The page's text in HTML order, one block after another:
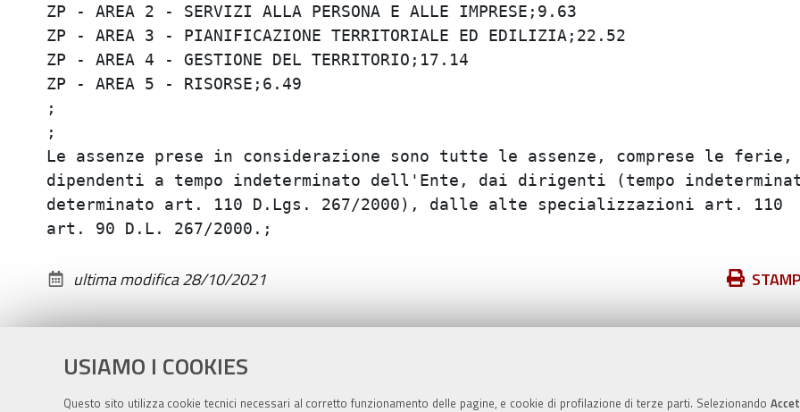
USIAMO I COOKIES
Questo sito utilizza cookie tecnici necessari al corretto funzionamento delle pagine, e cookie di profilazione di terze parti. Selezionando
ZP - AREA 2 - SERVIZI ALLA PERSONA E ALLE IMPRESE;9.63
ZP - AREA 3 - PIANIFICAZIONE TERRITORIALE ED EDILIZIA;22.52
ZP - AREA 4 - GESTIONE DEL TERRITORIO;17.14
ZP - AREA 5 - RISORSE;6.49
;
;
Le assenze prese in considerazione sono tutte le assenze, comprese le
dipendenti a tempo indeterminato dell'Ente, dai dirigenti (tempo
determinato art. 110 D.Lgs. 267/2000), dalle alte specializzazioni art. 110
Azioni
documento
ultima modifica28/10/2021